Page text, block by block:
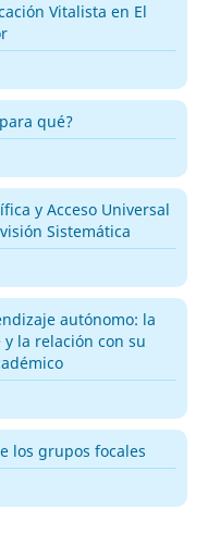
Vitalista en El
qué?
y Acceso Universal
Sistemática
autónomo: la
la relación con su
los grupos focales